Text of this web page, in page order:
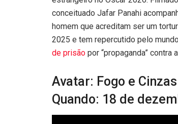
conceituado Jafar Panahi
homem que acreditam ser um
2025 e tem repercutido pelo
de prisão por “propaganda” contra
Avatar: Fogo e Cinzas
Quando: 18 de